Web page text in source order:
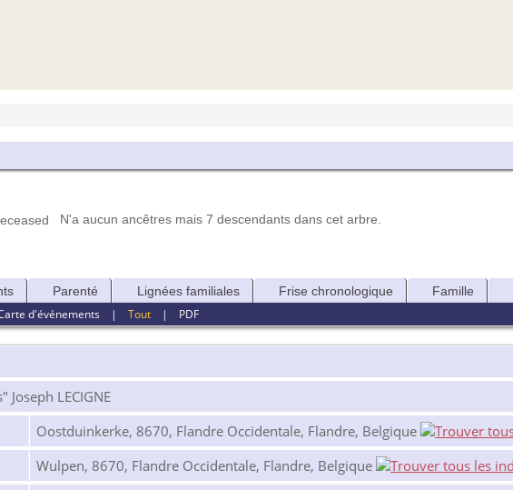
N'a aucun ancêtres mais 7 descendants dans cet arbre.
Parenté Lignées familiales Frise chronologique Famille
d'événements |Tout | PDF
Joseph LECIGNE
Oostduinkerke, 8670, Flandre Occidentale, Flandre, Belgique
Wulpen, 8670, Flandre Occidentale, Flandre, Belgique